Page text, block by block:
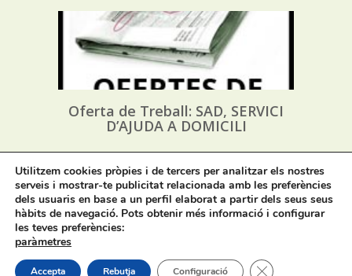
Oferta de Treball: SAD, SERVICI
D’AJUDA A DOMICILI
31/07/2026
Utilitzem cookies pròpies i de tercers per analitzar els nostres
serveis i mostrar-te publicitat relacionada amb les preferències
dels usuaris en base a un perfil elaborat a partir dels seus seus
hàbits de navegació. Pots obtenir més informació i configurar
les teves preferències:
paràmetres
Accepta Rebutja Configuració Tanca el bàner de